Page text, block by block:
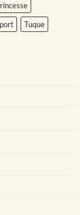
Tuque